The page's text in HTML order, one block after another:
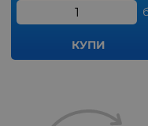
КУПИ